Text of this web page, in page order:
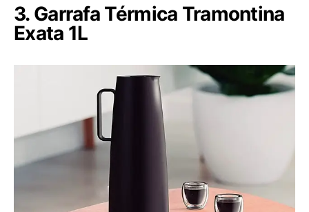
3. Garrafa Térmica Tramontina
Exata 1L